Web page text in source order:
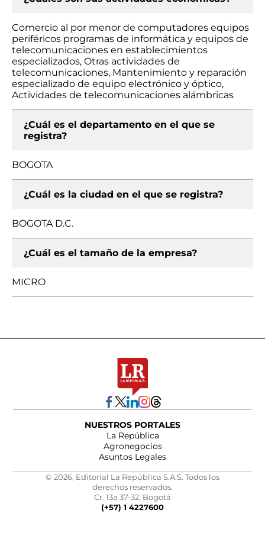
Comercio al por menor de computadores equipos
periféricos programas de informática y equipos de
telecomunicaciones en establecimientos
especializados, Otras actividades de
telecomunicaciones, Mantenimiento y reparación
especializado de equipo electrónico y óptico,
Actividades de telecomunicaciones alámbricas
¿Cuál es el departamento en el que se
registra?
BOGOTA
¿Cuál es la ciudad en el que se registra?
BOGOTA D.C.
¿Cuál es el tamaño de la empresa?
MICRO
NUESTROS PORTALES
La República
Agronegocios
Asuntos Legales
© 2026, Editorial La República S.A.S. Todos los
derechos reservados.
Cr. 13a 37-32, Bogotá
(+57) 1 4227600